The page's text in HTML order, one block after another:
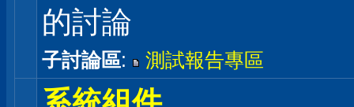
的討論
子討論區: 測試報告專區